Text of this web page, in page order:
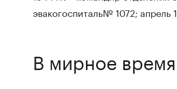
эвакогоспиталь№ 1072; апрель
В мирное время